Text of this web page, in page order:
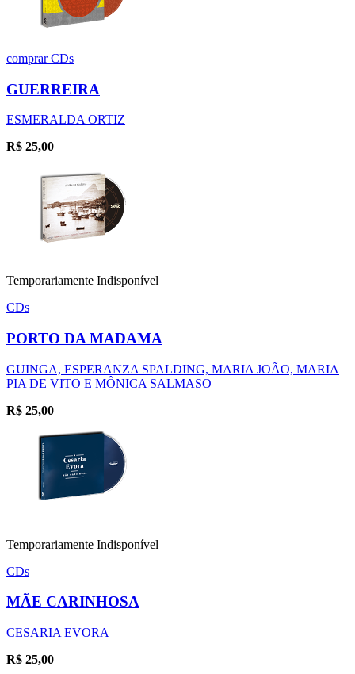
comprarCDs
GUERREIRA
ESMERALDA ORTIZ
R$ 25,00
Temporariamente Indisponível
CDs
PORTO DA MADAMA
GUINGA, ESPERANZA SPALDING, MARIA JOÃO, MARIA
PIA DE VITO E MÔNICA SALMASO
R$ 25,00
Temporariamente Indisponível
CDs
MÃE CARINHOSA
CESARIA EVORA
R$ 25,00